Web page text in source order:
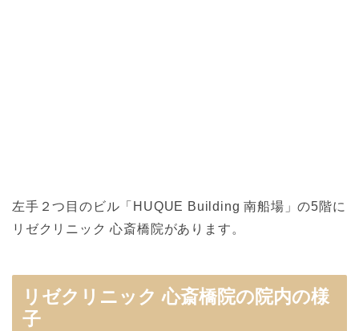
左手２つ目のビル「HUQUE Building 南船場」の5階に
リゼクリニック 心斎橋院があります。
リゼクリニック 心斎橋院の院内の様
子